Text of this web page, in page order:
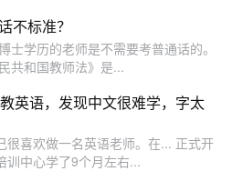
不标准？
士学历的老师是不需要考普通话的。
共和国教师法》是...
英语，发现中文很难学，字太
很喜欢做一名英语老师。在... 正式开
训中心学了9个月左右...